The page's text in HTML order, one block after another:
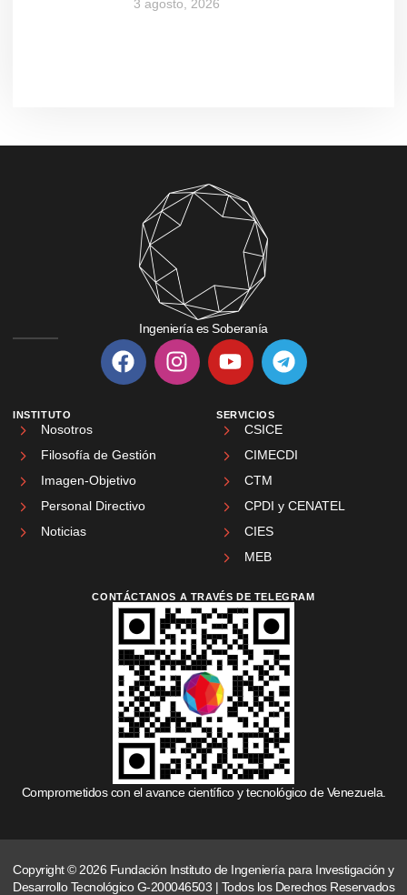
3 agosto, 2026
Ingeniería es Soberanía
INSTITUTO
Nosotros
Filosofía de Gestión
Imagen-Objetivo
Personal Directivo
Noticias
SERVICIOS
CSICE
CIMECDI
CTM
CPDI y CENATEL
CIES
MEB
CONTÁCTANOS A TRAVÉS DE TELEGRAM
Comprometidos con el avance científico y tecnológico de Venezuela.
Copyright © 2026 Fundación Instituto de Ingeniería para Investigación y
Desarrollo Tecnológico G-200046503 | Todos los Derechos Reservados